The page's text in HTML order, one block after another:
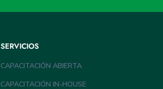
SERVICIOS
CAPACITACIÓN ABIERTA
CAPACITACIÓN IN-HOUSE